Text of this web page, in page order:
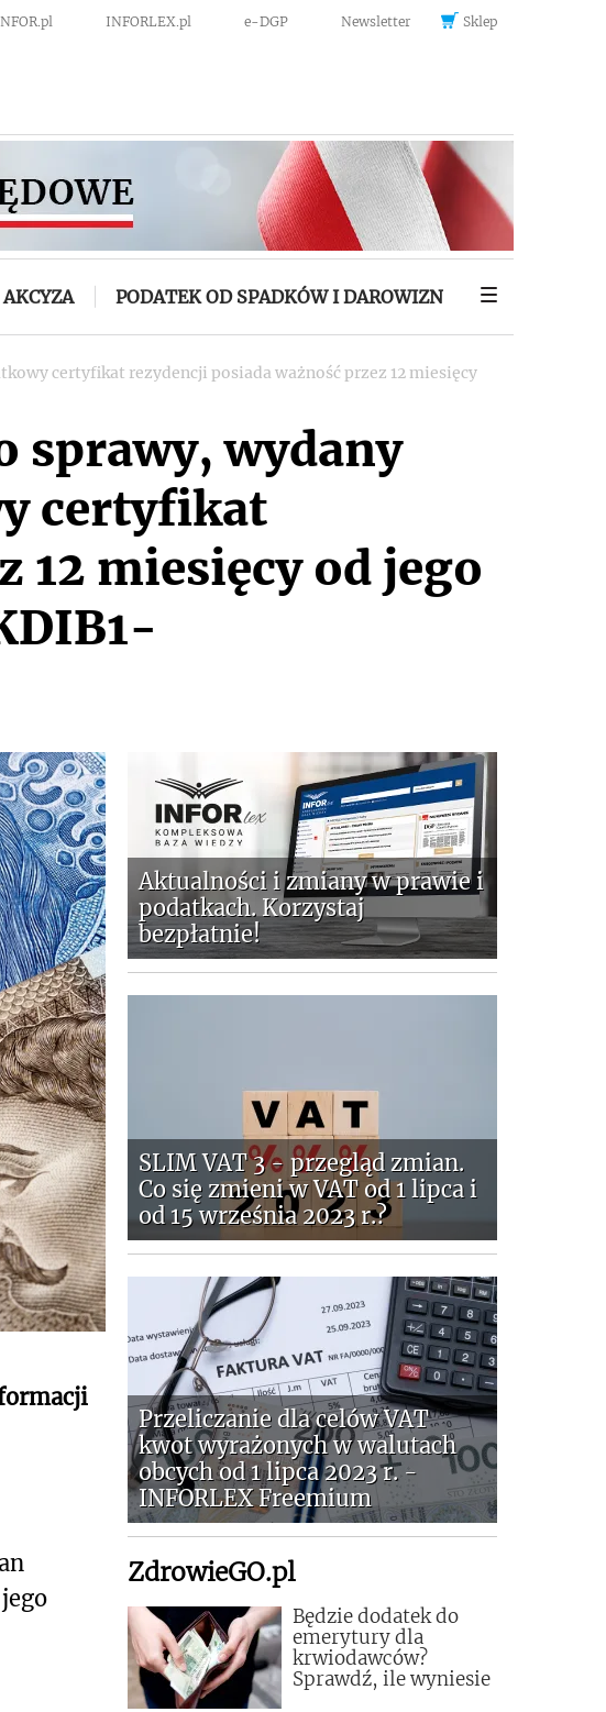
INFORLEX.pl e-DGP Newsletter Sklep
AKCYZA PODATEK OD SPADKÓW I DAROWIZN
certyfikat rezydencji posiada ważność przez 12 miesięcy
sprawy, wydany
certyfikat
12 miesięcy od jego
Aktualności i zmiany w prawie i
podatkach. Korzystaj
bezpłatnie!
SLIM VAT 3 - przegląd zmian.
Co się zmieni w VAT od 1 lipca i
od 15 września 2023 r.?
Przeliczanie dla celów VAT
kwot wyrażonych w walutach
obcych od 1 lipca 2023 r. -
INFORLEX Freemium
ZdrowieGO.pl
Będzie dodatek do
emerytury dla
krwiodawców?
Sprawdź, ile wyniesie